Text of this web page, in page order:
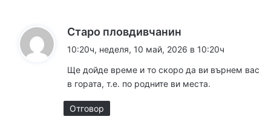
Старо пловдивчанин
а
а
10:20ч, неделя, 10 май, 2026 в 10:20ч
Ще дойде време и то скоро да ви върнем вас
в гората, т.е. по родните ви места.
Отговор